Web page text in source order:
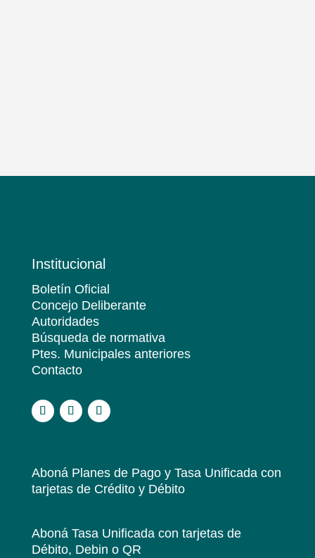
Institucional
Boletín Oficial
Concejo Deliberante
Autoridades
Búsqueda de normativa
Ptes. Municipales anteriores
Contacto
Aboná Planes de Pago y Tasa Unificadacon
tarjetas de Crédito y Débito
Aboná Tasa Unificadacon tarjetas de
Débito, Debin o QR